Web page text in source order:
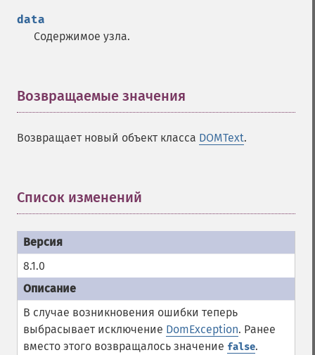
data
Содержимое узла.
Возвращаемые значения
Возвращает новый объект класса DOMText.
Список изменений
8.1.0
В случае возникновения ошибки теперь
выбрасывает исключение DomException. Ранее
вместо этого возвращалось значение false.